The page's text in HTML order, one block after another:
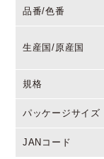
品番/色番
生産国/原産国
規格
パッケージサイズ
JANコード